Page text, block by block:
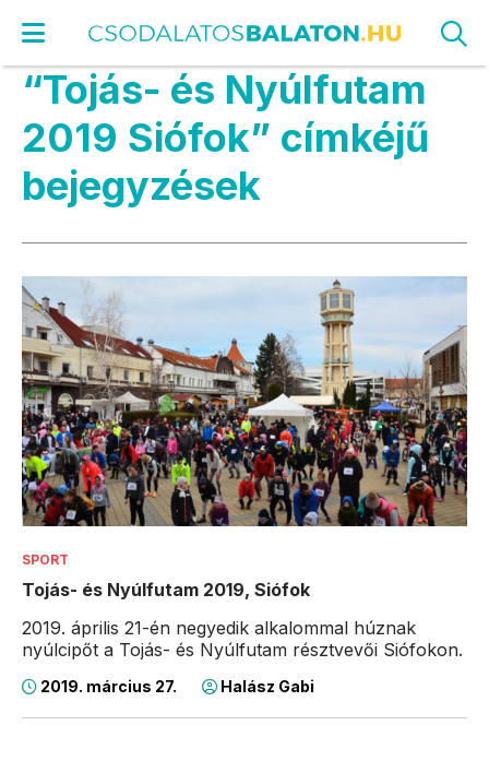
“Tojás- és Nyúlfutam
2019 Siófok” címkéjű
bejegyzések
SPORT
Tojás- és Nyúlfutam 2019, Siófok
2019. április 21-én negyedik alkalommal húznak
nyúlcipőt a Tojás- és Nyúlfutam résztvevői Siófokon.
2019. március 27. Halász Gabi